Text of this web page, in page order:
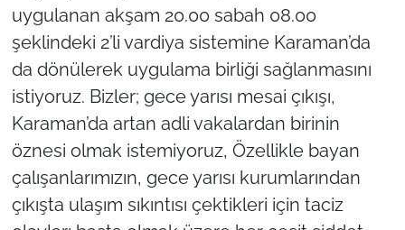
uygulanan akşam 20.00 sabah 08.00
şeklindeki 2’li vardiya sistemine Karaman’da
da dönülerek uygulama birliği sağlanmasını
istiyoruz. Bizler; gece yarısı mesai çıkışı,
Karaman’da artan adli vakalardan birinin
öznesi olmak istemiyoruz, Özellikle bayan
çalışanlarımızın, gece yarısı kurumlarından
çıkışta ulaşım sıkıntısı çektikleri için taciz